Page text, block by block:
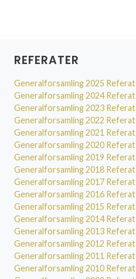
REFERATER
Generalforsamling 2025 Referat
Generalforsamling 2024 Referat
Generalforsamling 2023 Referat
Generalforsamling 2022 Referat
Generalforsamling 2021 Referat
Generalforsamling 2020 Referat
Generalforsamling 2019 Referat
Generalforsamling 2018 Referat
Generalforsamling 2017 Referat
Generalforsamling 2016 Referat
Generalforsamling 2015 Referat
Generalforsamling 2014 Referat
Generalforsamling 2013 Referat
Generalforsamling 2012 Referat
Generalforsamling 2011 Referat
Generalforsamling 2010 Referat